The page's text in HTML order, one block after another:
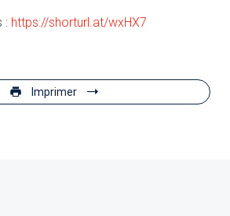
: https://shorturl.at/wxHX7
Imprimer